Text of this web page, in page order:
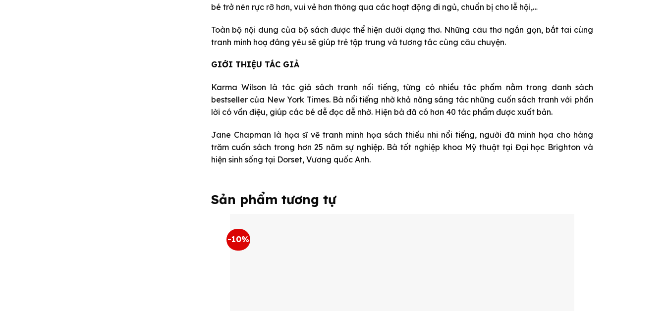
bé trở nên rực rỡ hơn, vui vẻ hơn thông qua các hoạt động đi ngủ, chuẩn bị cho lễ hội,…
Toàn bộ nội dung của bộ sách được thể hiện dưới dạng thơ. Những câu thơ ngắn gọn, bắt tai cùng
tranh minh hoạ đáng yêu sẽ giúp trẻ tập trung và tương tác cùng câu chuyện.
GIỚI THIỆU TÁC GIẢ
Karma Wilson là tác giả sách tranh nổi tiếng, từng có nhiều tác phẩm nằm trong danh sách
bestseller của New York Times. Bà nổi tiếng nhờ khả năng sáng tác những cuốn sách tranh với phần
lời có vần điệu, giúp các bé dễ đọc dễ nhớ. Hiện bà đã có hơn 40 tác phẩm được xuất bản.
Jane Chapman là họa sĩ vẽ tranh minh họa sách thiếu nhi nổi tiếng, người đã minh họa cho hàng
trăm cuốn sách trong hơn 25 năm sự nghiệp. Bà tốt nghiệp khoa Mỹ thuật tại Đại học Brighton và
hiện sinh sống tại Dorset, Vương quốc Anh.
Sản phẩm tương tự
-10%